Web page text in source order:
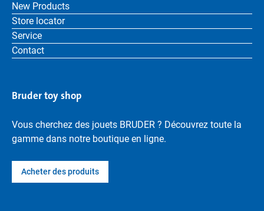
New Products
Store locator
Service
Contact
Bruder toy shop
Vous cherchez des jouets BRUDER ? Découvrez toute la
gamme dans notre boutique en ligne.
Acheter des produits